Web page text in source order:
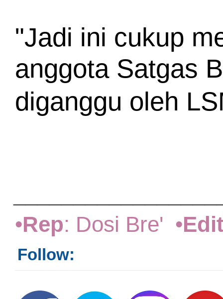
"Jadi ini cukup
anggota Satgas
diganggu oleh
•Rep: Dosi Bre' •
Follow: